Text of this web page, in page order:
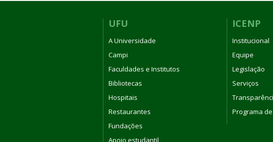
UFU
A Universidade
Campi
Faculdades e Institutos
Bibliotecas
Hospitais
Restaurantes
Fundações
Apoio estudantil
ICENP
Institucional
Equipe
Legislação
Serviços
Programa